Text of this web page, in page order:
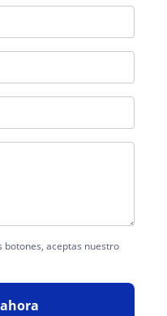
botones, aceptas nuestro